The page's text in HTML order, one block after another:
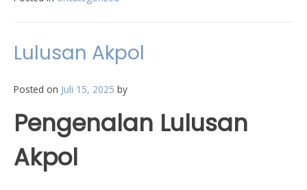
Lulusan Akpol
Posted on Juli 15, 2025 by
Pengenalan Lulusan
Akpol